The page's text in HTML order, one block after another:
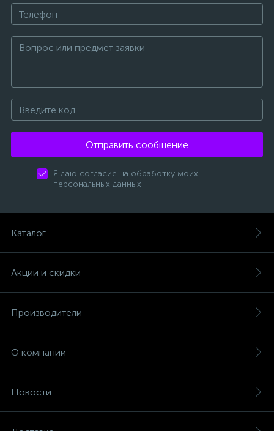
Отправить сообщение
Я даю согласие на обработку моих
персональных данных
Каталог
Акции и скидки
Производители
О компании
Новости